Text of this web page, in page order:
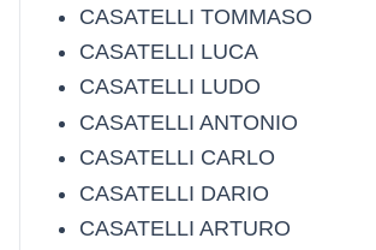
CASATELLI TOMMASO
CASATELLI LUCA
CASATELLI LUDO
CASATELLI ANTONIO
CASATELLI CARLO
CASATELLI DARIO
CASATELLI ARTURO